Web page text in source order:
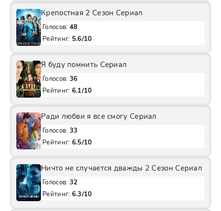
Крепостная 2 Сезон Сериал
Голосов: 48
Рейтинг: 5.6/10
Я буду помнить Сериал
Голосов: 36
Рейтинг: 6.1/10
Ради любви я все смогу Сериал
Голосов: 33
Рейтинг: 6.5/10
Ничто не случается дважды 2 Сезон Сериал
Голосов: 32
Рейтинг: 6.3/10